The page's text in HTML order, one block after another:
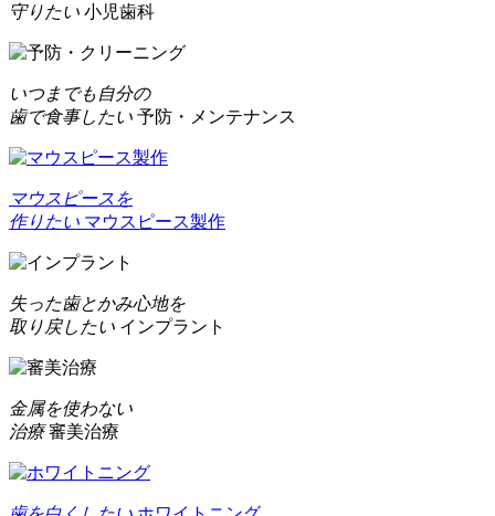
守りたい 小児歯科
いつまでも自分の
歯で食事したい 予防・メンテナンス
マウスピースを
作りたい マウスピース製作
失った歯とかみ心地を
取り戻したい インプラント
金属を使わない
治療 審美治療